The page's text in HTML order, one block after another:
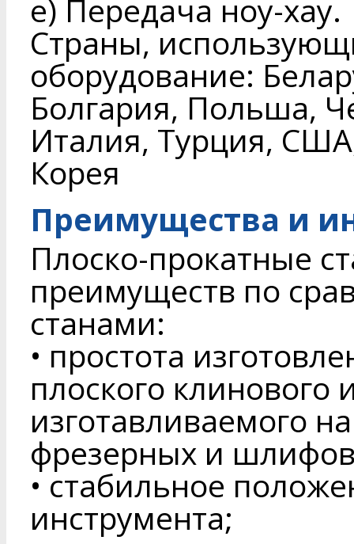
е) Передача ноу-хау.
Страны,
оборудование:
Болгария, Польша,
Италия, Турция,
Корея
Преимущества и
Плоско-прокатные
преимуществ по
станами:
• простота
плоского клинового
изготавливаемого
фрезерных и
• стабильное
инструмента;